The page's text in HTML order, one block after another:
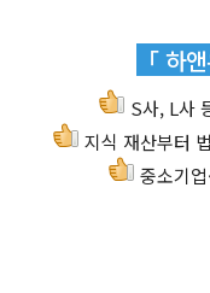
「 하
S사, L사
지식 재산부터
중소기